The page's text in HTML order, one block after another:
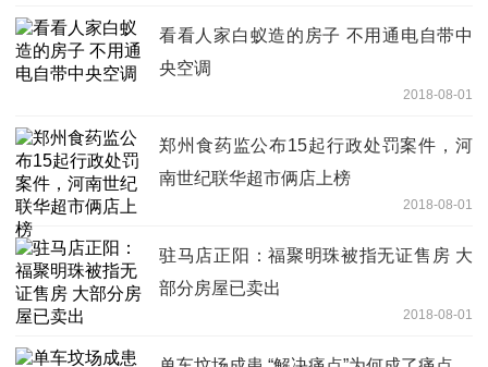
看看人家白蚁造的房子 不用通电自带中
央空调
2018-08-01
郑州食药监公布15起行政处罚案件，河
南世纪联华超市俩店上榜
2018-08-01
驻马店正阳：福聚明珠被指无证售房 大
部分房屋已卖出
2018-08-01